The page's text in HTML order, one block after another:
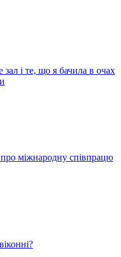
і те, що я бачила в очах
міжнародну співпрацю